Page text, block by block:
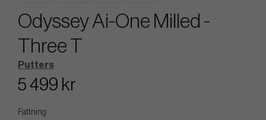
Odyssey Ai-One Milled -
Three T
Putters
5 499 kr
Fattning